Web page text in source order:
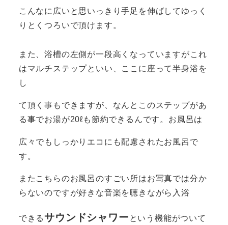
こんなに広いと思いっきり手足を伸ばしてゆっく
りとくつろいで頂けます。
また、浴槽の左側が一段高くなっていますがこれ
はマルチステップといい、ここに座って半身浴を
し
て頂く事もできますが、なんとこのステップがあ
る事でお湯が20ℓも節約できるんです。お風呂は
広々でもしっかりエコにも配慮されたお風呂で
す。
またこちらのお風呂のすごい所はお写真では分か
らないのですが好きな音楽を聴きながら入浴
できるサウンドシャワー という機能がついて